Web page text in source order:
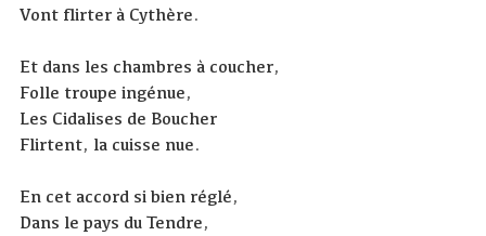
Vont flirter à Cythère.
Et dans les chambres à coucher,
Folle troupe ingénue,
Les Cidalises de Boucher
Flirtent, la cuisse nue.
En cet accord si bien réglé,
Dans le pays du Tendre,